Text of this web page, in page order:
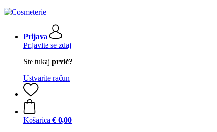
Prijava
Prijavite se zdaj
Ste tukaj prvič?
Ustvarite račun
Košarica € 0,00